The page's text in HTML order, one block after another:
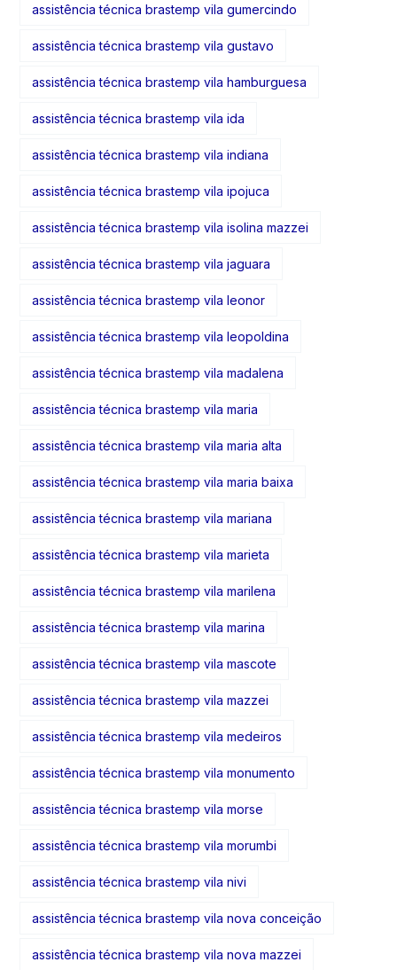
assistência técnica brastemp vila gumercindo
assistência técnica brastemp vila gustavo
assistência técnica brastemp vila hamburguesa
assistência técnica brastemp vila ida
assistência técnica brastemp vila indiana
assistência técnica brastemp vila ipojuca
assistência técnica brastemp vila isolina mazzei
assistência técnica brastemp vila jaguara
assistência técnica brastemp vila leonor
assistência técnica brastemp vila leopoldina
assistência técnica brastemp vila madalena
assistência técnica brastemp vila maria
assistência técnica brastemp vila maria alta
assistência técnica brastemp vila maria baixa
assistência técnica brastemp vila mariana
assistência técnica brastemp vila marieta
assistência técnica brastemp vila marilena
assistência técnica brastemp vila marina
assistência técnica brastemp vila mascote
assistência técnica brastemp vila mazzei
assistência técnica brastemp vila medeiros
assistência técnica brastemp vila monumento
assistência técnica brastemp vila morse
assistência técnica brastemp vila morumbi
assistência técnica brastemp vila nivi
assistência técnica brastemp vila nova conceição
assistência técnica brastemp vila nova mazzei